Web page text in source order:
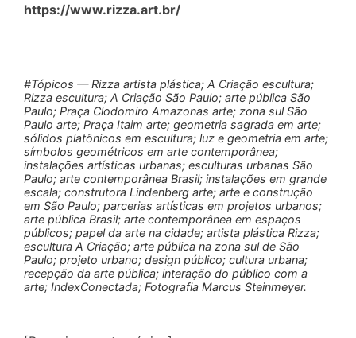
https://www.rizza.art.br/
#Tópicos — Rizza artista plástica; A Criação escultura;
Rizza escultura; A Criação São Paulo; arte pública São
Paulo; Praça Clodomiro Amazonas arte; zona sul São
Paulo arte; Praça Itaim arte; geometria sagrada em arte;
sólidos platônicos em escultura; luz e geometria em arte;
símbolos geométricos em arte contemporânea;
instalações artísticas urbanas; esculturas urbanas São
Paulo; arte contemporânea Brasil; instalações em grande
escala; construtora Lindenberg arte; arte e construção
em São Paulo; parcerias artísticas em projetos urbanos;
arte pública Brasil; arte contemporânea em espaços
públicos; papel da arte na cidade; artista plástica Rizza;
escultura A Criação; arte pública na zona sul de São
Paulo; projeto urbano; design público; cultura urbana;
recepção da arte pública; interação do público com a
arte; IndexConectada; Fotografia Marcus Steinmeyer.